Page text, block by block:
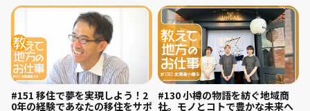
#151 移住で夢を実現しよう！2
0年の経験であなたの移住をサポ
#130 小樽の物語を紡ぐ地域商
社。モノとコトで豊かな未来へ